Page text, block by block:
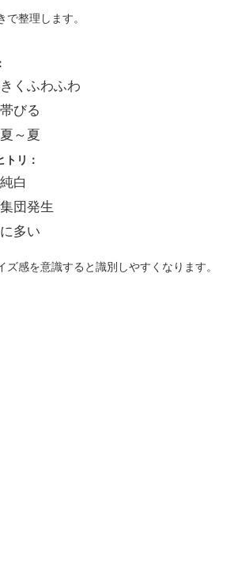
で整理します。
くふわふわ
びる
～夏
トリ：
白
団発生
多い
ズ感を意識すると識別しやすくなります。